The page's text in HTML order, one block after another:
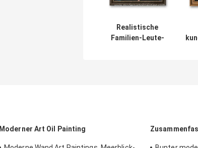
Realistische
Familien-Leute-
Moderner Art Oil Painting